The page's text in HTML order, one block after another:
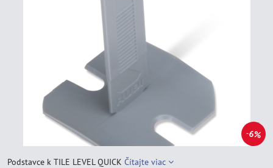
6%
Podstavce k TILE LEVEL QUICK Čítajte viac